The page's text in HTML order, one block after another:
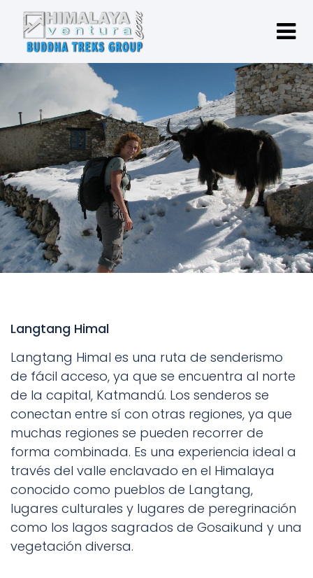
Langtang Himal
Langtang Himal es una ruta de senderismo
de fácil acceso, ya que se encuentra al norte
de la capital, Katmandú. Los senderos se
conectan entre sí con otras regiones, ya que
muchas regiones se pueden recorrer de
forma combinada. Es una experiencia ideal a
través del valle enclavado en el Himalaya
conocido como pueblos de Langtang,
lugares culturales y lugares de peregrinación
como los lagos sagrados de Gosaikund y una
vegetación diversa.